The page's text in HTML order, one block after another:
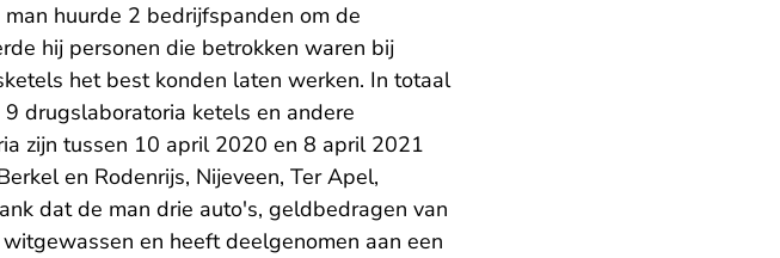
huurde 2 bedrijfspanden om de
hij personen die betrokken waren bij
het best konden laten werken. In totaal
drugslaboratoria ketels en andere
zijn tussen 10 april 2020 en 8 april 2021
en Rodenrijs, Nijeveen, Ter Apel,
dat de man drie auto's, geldbedragen van
en heeft deelgenomen aan een